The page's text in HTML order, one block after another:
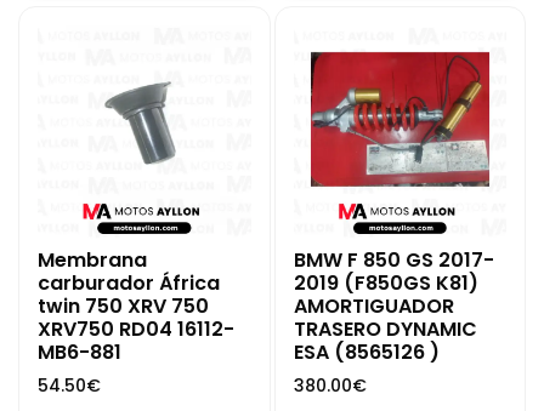
Membrana
carburador África
twin 750 XRV 750
XRV750 RD04 16112-
MB6-881
54.50€
BMW F 850 GS 2017-
2019 (F850GS K81)
AMORTIGUADOR
TRASERO DYNAMIC
ESA (8565126 )
380.00€